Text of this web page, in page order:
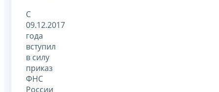
С
09.12.2017
года
вступил
в силу
приказ
ФНС
России